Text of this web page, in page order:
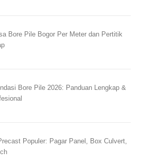
Bore Pile Bogor Per Meter dan Pertitik
Bore Pile 2026: Panduan Lengkap &
Populer: Pagar Panel, Box Culvert,